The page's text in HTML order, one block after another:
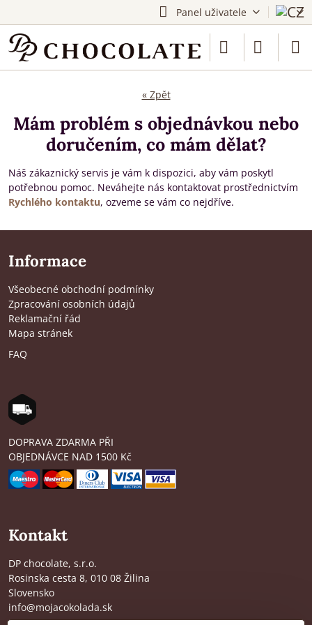
Panel uživatele
« Zpět
Mám problém s objednávkou nebo
doručením, co mám dělat?
Náš zákaznický servis je vám k dispozici, aby vám poskytl
potřebnou pomoc. Neváhejte nás kontaktovat prostřednictvím
Rychlého kontaktu, ozveme se vám co nejdříve.
Informace
Všeobecné obchodní podmínky
Zpracování osobních údajů
Reklamační řád
Mapa stránek
FAQ
DOPRAVA ZDARMA PŘI
OBJEDNÁVCE NAD 1500 Kč
Kontakt
DP chocolate, s.r.o.
Rosinska cesta 8, 010 08 Žilina
Slovensko
info@mojacokolada.sk